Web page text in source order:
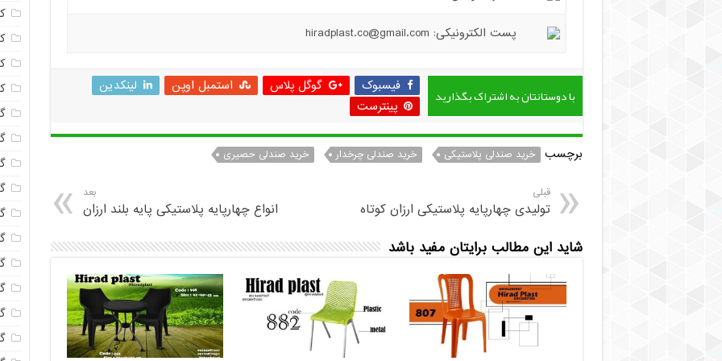
پست الکترونیکی: hiradplast.co@gmail.com
با دوستانتان به اشتراک بگذارید فیسبوک گوگل پلاس استمبل اوپن
لینکدین
پینترست
برچسب خرید صندلی پلاستیکی خرید صندلی چرخدار خرید صندلی حصیری
قبلی
تولیدی چهارپایه پلاستیکی ارزان کوتاه
بعد
انواع چهارپایه پلاستیکی پایه بلند ارزان
شاید این مطالب برایتان مفید باشد